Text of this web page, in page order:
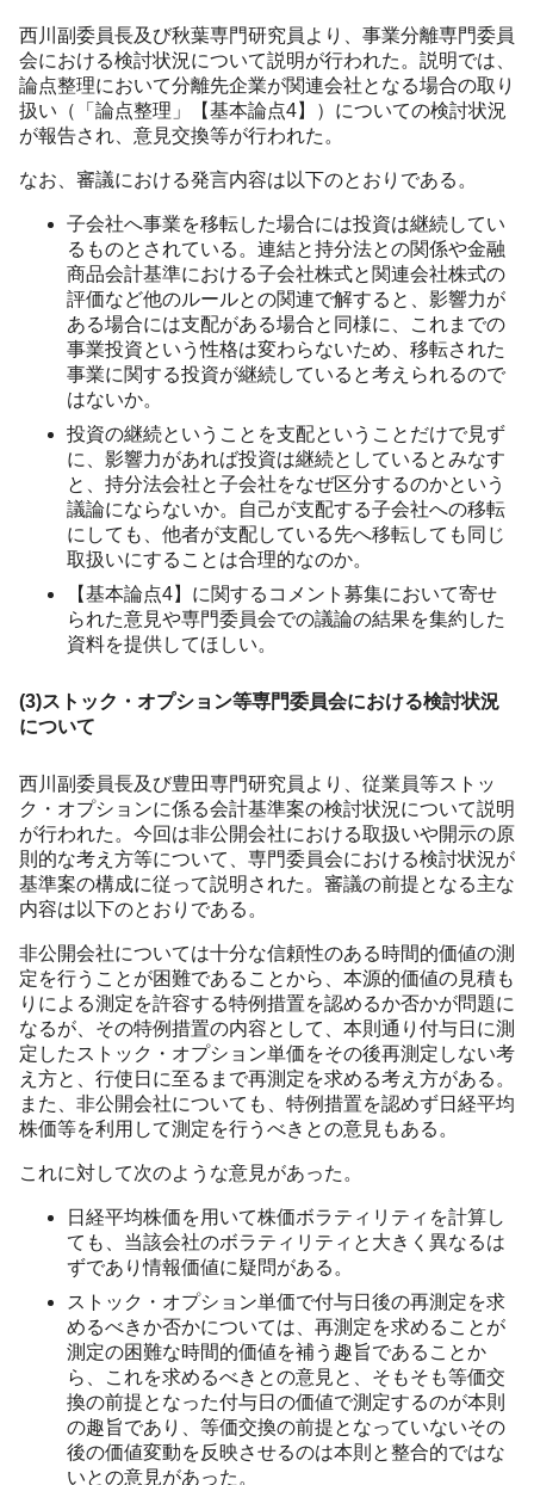
西川副委員長及び秋葉専門研究員より、事業分離専門委員
会における検討状況について説明が行われた。説明では、
論点整理において分離先企業が関連会社となる場合の取り
扱い（「論点整理」【基本論点4】）についての検討状況
が報告され、意見交換等が行われた。
なお、審議における発言内容は以下のとおりである。
子会社へ事業を移転した場合には投資は継続してい
るものとされている。連結と持分法との関係や金融
商品会計基準における子会社株式と関連会社株式の
評価など他のルールとの関連で解すると、影響力が
ある場合には支配がある場合と同様に、これまでの
事業投資という性格は変わらないため、移転された
事業に関する投資が継続していると考えられるので
はないか。
投資の継続ということを支配ということだけで見ず
に、影響力があれば投資は継続としているとみなす
と、持分法会社と子会社をなぜ区分するのかという
議論にならないか。自己が支配する子会社への移転
にしても、他者が支配している先へ移転しても同じ
取扱いにすることは合理的なのか。
【基本論点4】に関するコメント募集において寄せ
られた意見や専門委員会での議論の結果を集約した
資料を提供してほしい。
(3)ストック・オプション等専門委員会における検討状況
について
西川副委員長及び豊田専門研究員より、従業員等ストッ
ク・オプションに係る会計基準案の検討状況について説明
が行われた。今回は非公開会社における取扱いや開示の原
則的な考え方等について、専門委員会における検討状況が
基準案の構成に従って説明された。審議の前提となる主な
内容は以下のとおりである。
非公開会社については十分な信頼性のある時間的価値の測
定を行うことが困難であることから、本源的価値の見積も
りによる測定を許容する特例措置を認めるか否かが問題に
なるが、その特例措置の内容として、本則通り付与日に測
定したストック・オプション単価をその後再測定しない考
え方と、行使日に至るまで再測定を求める考え方がある。
また、非公開会社についても、特例措置を認めず日経平均
株価等を利用して測定を行うべきとの意見もある。
これに対して次のような意見があった。
日経平均株価を用いて株価ボラティリティを計算し
ても、当該会社のボラティリティと大きく異なるは
ずであり情報価値に疑問がある。
ストック・オプション単価で付与日後の再測定を求
めるべきか否かについては、再測定を求めることが
測定の困難な時間的価値を補う趣旨であることか
ら、これを求めるべきとの意見と、そもそも等価交
換の前提となった付与日の価値で測定するのが本則
の趣旨であり、等価交換の前提となっていないその
後の価値変動を反映させるのは本則と整合的ではな
いとの意見があった。